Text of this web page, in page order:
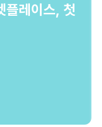
플레이스, 첫